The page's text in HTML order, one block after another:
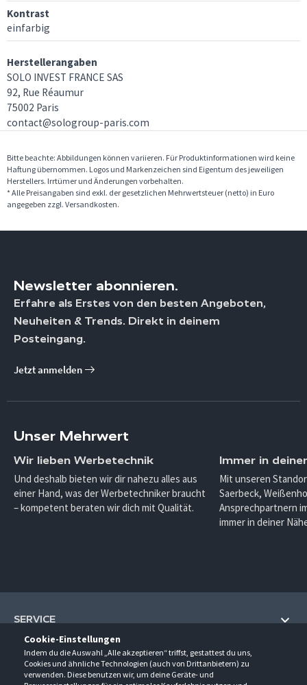
Cookie-Einstellungen
Indem du die Auswahl „Alle akzeptieren“ triffst, gestattest du uns,
Cookies und ähnliche Technologien (auch von Drittanbietern) zu
verwenden. Diese benutzen wir, um deine Geräte- und
Kontrast
einfarbig
Herstellerangaben
SOLO INVEST FRANCE SAS
92, Rue Réaumur
75002 Paris
contact@sologroup-paris.com
Bitte beachte: Abbildungen können variieren. Für Produktinformationen wird keine
Haftung übernommen. Logos und Markenzeichen sind Eigentum des jeweiligen
Herstellers. Irrtümer und Änderungen vorbehalten.
* Alle Preisangaben sind exkl. der gesetzlichen Mehrwertsteuer (netto) in Euro
angegeben zzgl. Versandkosten.
Newsletter abonnieren.
Erfahre als Erstes von den besten Angeboten,
Neuheiten & Trends. Direkt in deinem
Posteingang.
Jetzt anmelden
Unser Mehrwert
Wir lieben Werbetechnik
Und deshalb bieten wir dir nahezu alles aus
einer Hand, was der Werbetechniker braucht
– kompetent beraten wir dich mit Qualität.
Immer in
Mit unseren
Saerbeck,
Ansprechpartnern
immer in deiner
SERVICE
Hilfe und Information
Fragen und Antworten (FAQ)
UNTERNEHMEN
Über uns